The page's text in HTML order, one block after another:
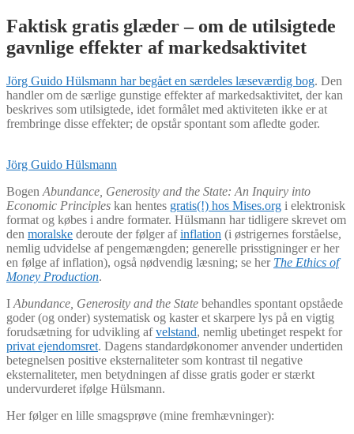
Faktisk gratis glæder – om de utilsigtede
gavnlige effekter af markedsaktivitet
Jörg Guido Hülsmann har begået en særdeles læseværdig bog. Den
handler om de særlige gunstige effekter af markedsaktivitet, der kan
beskrives som utilsigtede, idet formålet med aktiviteten ikke er at
frembringe disse effekter; de opstår spontant som afledte goder.
Jörg Guido Hülsmann
Bogen Abundance, Generosity and the State: An Inquiry into
Economic Principles kan hentes gratis(!) hos Mises.org i elektronisk
format og købes i andre formater. Hülsmann har tidligere skrevet om
den moralske deroute der følger afinflation (i østrigernes forståelse,
nemlig udvidelse af pengemængden; generelle prisstigninger er her
en følge af inflation), også nødvendig læsning; se her The Ethics of
Money Production.
I Abundance, Generosity and the State behandles spontant opståede
goder (og onder) systematisk og kaster et skarpere lys på en vigtig
forudsætning for udvikling afvelstand, nemlig ubetinget respekt for
privat ejendomsret. Dagens standardøkonomer anvender undertiden
betegnelsen positive eksternaliteter som kontrast til negative
eksternaliteter, men betydningen af disse gratis goder er stærkt
undervurderet ifølge Hülsmann.
Her følger en lille smagsprøve (mine fremhævninger):